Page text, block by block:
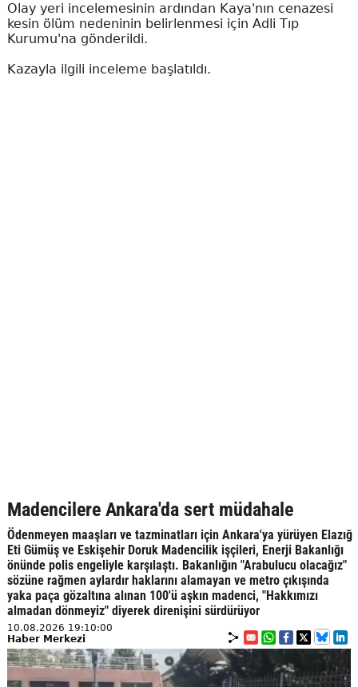
Olay yeri incelemesinin ardından Kaya'nın cenazesi
kesin ölüm nedeninin belirlenmesi için Adli Tıp
Kurumu'na gönderildi.
Kazayla ilgili inceleme başlatıldı.
Madencilere Ankara'da sert müdahale
Ödenmeyen maaşları ve tazminatları için Ankara'ya yürüyen Elazığ
Eti Gümüş ve Eskişehir Doruk Madencilik işçileri, Enerji Bakanlığı
önünde polis engeliyle karşılaştı. Bakanlığın "Arabulucu olacağız"
sözüne rağmen aylardır haklarını alamayan ve metro çıkışında
yaka paça gözaltına alınan 100'ü aşkın madenci, "Hakkımızı
almadan dönmeyiz" diyerek direnişini sürdürüyor
10.08.2026 19:10:00
Haber Merkezi